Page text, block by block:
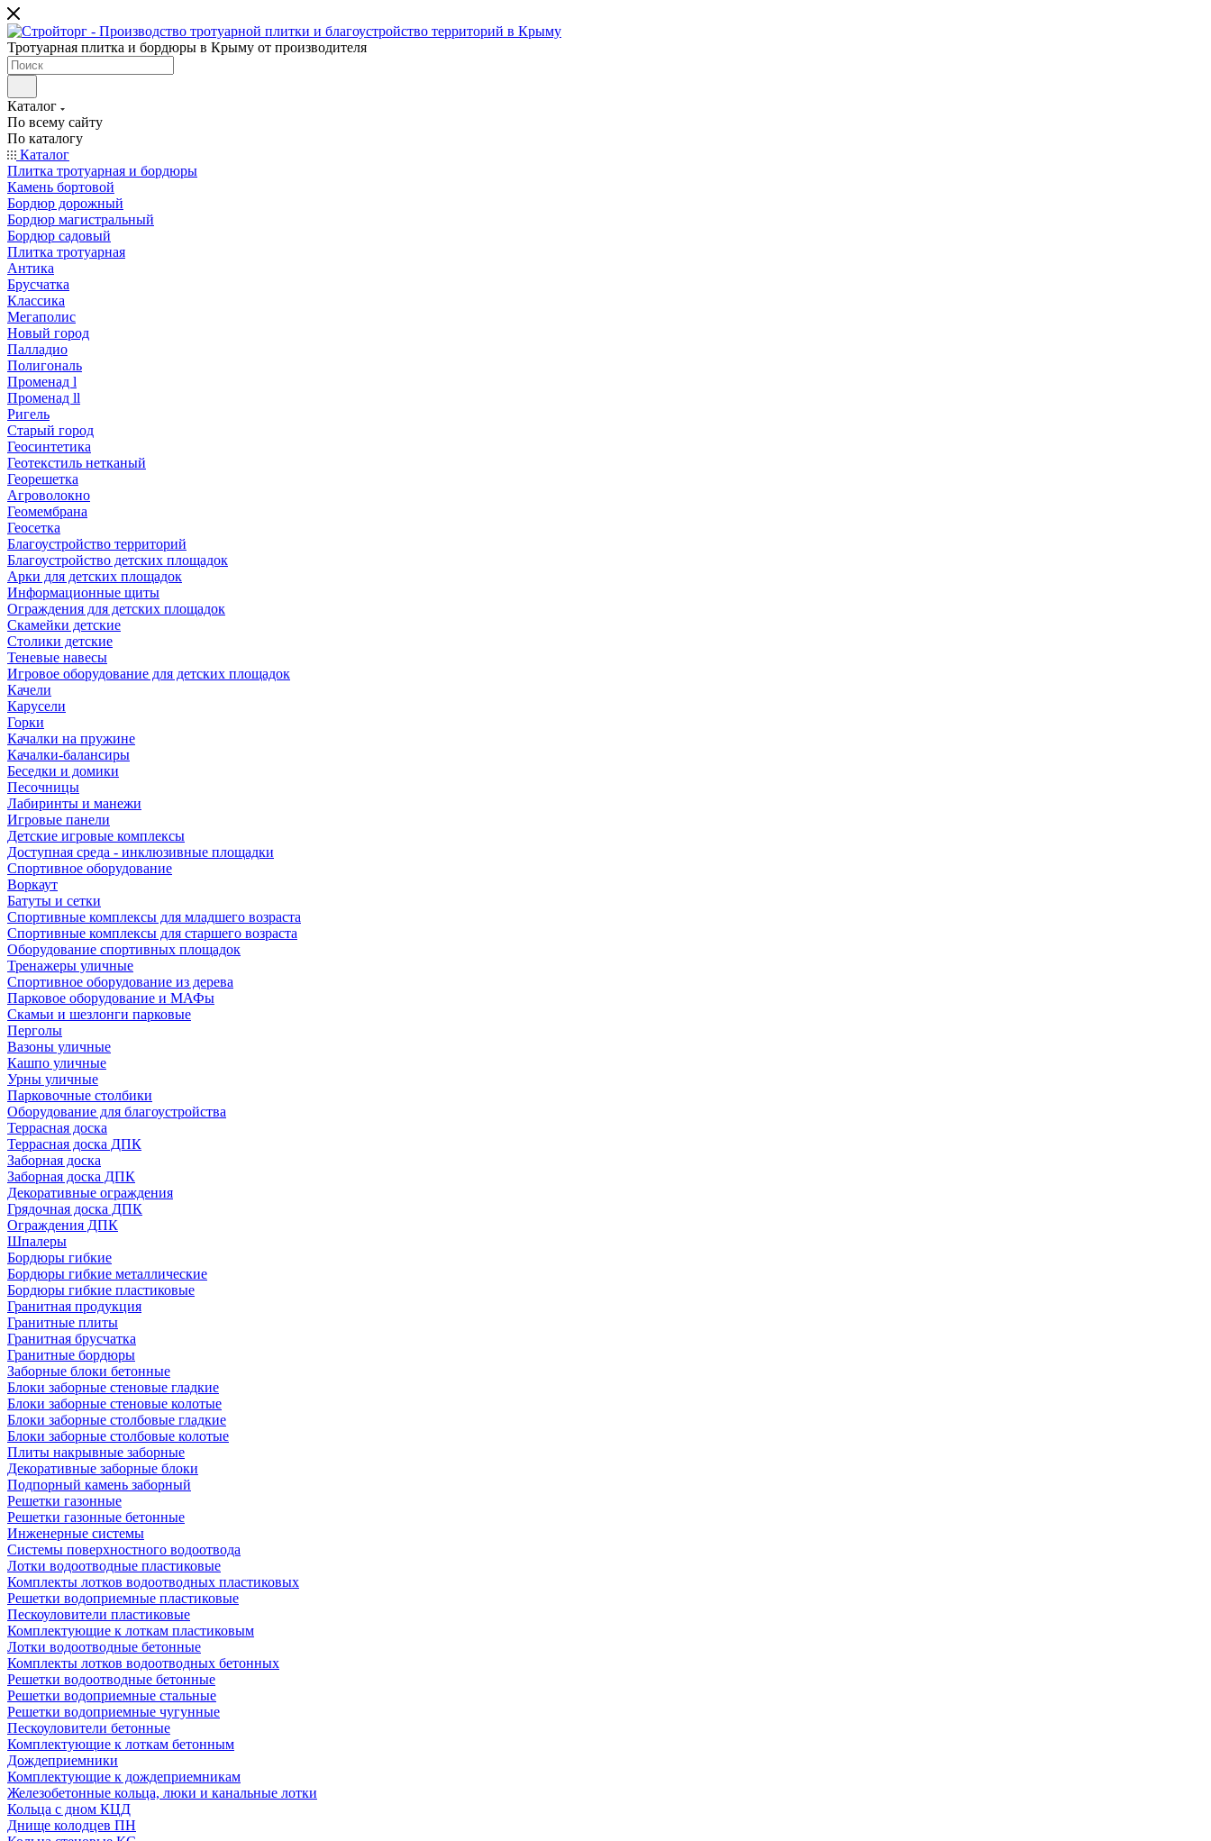
Тротуарная плитка и бордюры в Крыму от производителя
Каталог
По всему сайту
По каталогу
Каталог
Плитка тротуарная и бордюры
Камень бортовой
Бордюр дорожный
Бордюр магистральный
Бордюр садовый
Плитка тротуарная
Антика
Брусчатка
Классика
Мегаполис
Новый город
Палладио
Полигональ
Променад l
Променад ll
Ригель
Старый город
Геосинтетика
Геотекстиль нетканый
Георешетка
Агроволокно
Геомембрана
Геосетка
Благоустройство территорий
Благоустройство детских площадок
Арки для детских площадок
Информационные щиты
Ограждения для детских площадок
Скамейки детские
Столики детские
Теневые навесы
Игровое оборудование для детских площадок
Качели
Карусели
Горки
Качалки на пружине
Качалки-балансиры
Беседки и домики
Песочницы
Лабиринты и манежи
Игровые панели
Детские игровые комплексы
Доступная среда - инклюзивные площадки
Спортивное оборудование
Воркаут
Батуты и сетки
Спортивные комплексы для младшего возраста
Спортивные комплексы для старшего возраста
Оборудование спортивных площадок
Тренажеры уличные
Спортивное оборудование из дерева
Парковое оборудование и МАФы
Скамьи и шезлонги парковые
Перголы
Вазоны уличные
Кашпо уличные
Урны уличные
Парковочные столбики
Оборудование для благоустройства
Террасная доска
Террасная доска ДПК
Заборная доска
Заборная доска ДПК
Декоративные ограждения
Грядочная доска ДПК
Ограждения ДПК
Шпалеры
Бордюры гибкие
Бордюры гибкие металлические
Бордюры гибкие пластиковые
Гранитная продукция
Гранитные плиты
Гранитная брусчатка
Гранитные бордюры
Заборные блоки бетонные
Блоки заборные стеновые гладкие
Блоки заборные стеновые колотые
Блоки заборные столбовые гладкие
Блоки заборные столбовые колотые
Плиты накрывные заборные
Декоративные заборные блоки
Подпорный камень заборный
Решетки газонные
Решетки газонные бетонные
Инженерные системы
Системы поверхностного водоотвода
Лотки водоотводные пластиковые
Комплекты лотков водоотводных пластиковых
Решетки водоприемные пластиковые
Пескоуловители пластиковые
Комплектующие к лоткам пластиковым
Лотки водоотводные бетонные
Комплекты лотков водоотводных бетонных
Решетки водоотводные бетонные
Решетки водоприемные стальные
Решетки водоприемные чугунные
Пескоуловители бетонные
Комплектующие к лоткам бетонным
Дождеприемники
Комплектующие к дождеприемникам
Железобетонные кольца, люки и канальные лотки
Кольца с дном КЦД
Днище колодцев ПН